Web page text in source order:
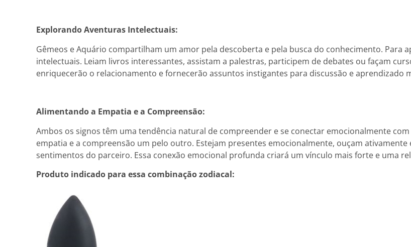
Explorando Aventuras Intelectuais:
Gêmeos e Aquário compartilham um amor pela descoberta e pela busca do conhecimento. Para
intelectuais. Leiam livros interessantes, assistam a palestras, participem de debates ou façam
enriquecerão o relacionamento e fornecerão assuntos instigantes para discussão e aprendizado
Alimentando a Empatia e a Compreensão:
Ambos os signos têm uma tendência natural de compreender e se conectar emocionalmente
empatia e a compreensão um pelo outro. Estejam presentes emocionalmente, ouçam
sentimentos do parceiro. Essa conexão emocional profunda criará um vínculo mais forte e uma
Produto indicado para essa combinação zodiacal: